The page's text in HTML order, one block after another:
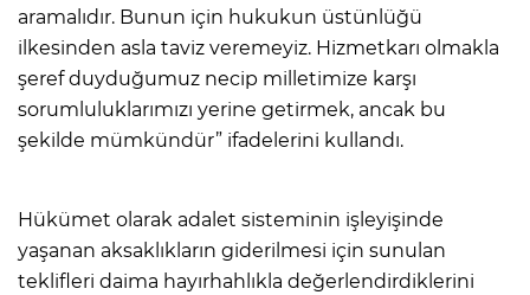
aramalıdır. Bunun için hukukun üstünlüğü
ilkesinden asla taviz veremeyiz. Hizmetkarı olmakla
şeref duyduğumuz necip milletimize karşı
sorumluluklarımızı yerine getirmek, ancak bu
şekilde mümkündür” ifadelerini kullandı.
Hükümet olarak adalet sisteminin işleyişinde
yaşanan aksaklıkların giderilmesi için sunulan
teklifleri daima hayırhahlıkla değerlendirdiklerini